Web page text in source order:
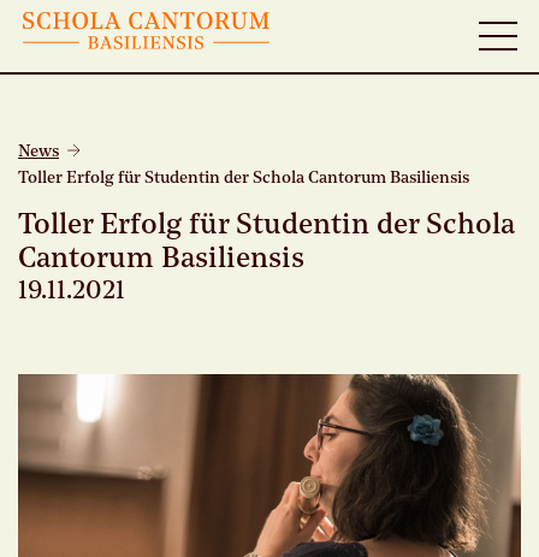
News
Toller Erfolg für Studentin der Schola Cantorum Basiliensis
Toller Erfolg für Studentin der Schola
Cantorum Basiliensis
19.11.2021